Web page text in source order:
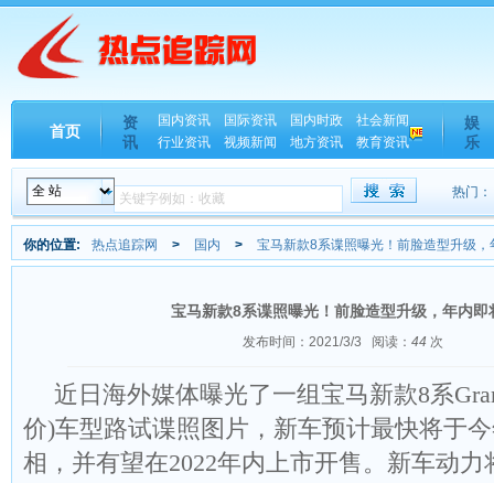
首页
资
讯
国内资讯 国际资讯 国内时政
社会新闻
行业资讯
视频新闻 地方资讯 教育资讯
娱
乐
热门：
你的位置: 热点追踪网 > 国内 > 宝马新款8系谍照曝光！前脸造型升级，
宝马新款8系谍照曝光！前脸造型升级，年内即
发布时间：2021/3/3 阅读： 44 次
近日海外媒体曝光了一组宝马新款8系
价)车型路试谍照图片，新车预计最快将于
相，并有望在2022年内上市开售。新车动力